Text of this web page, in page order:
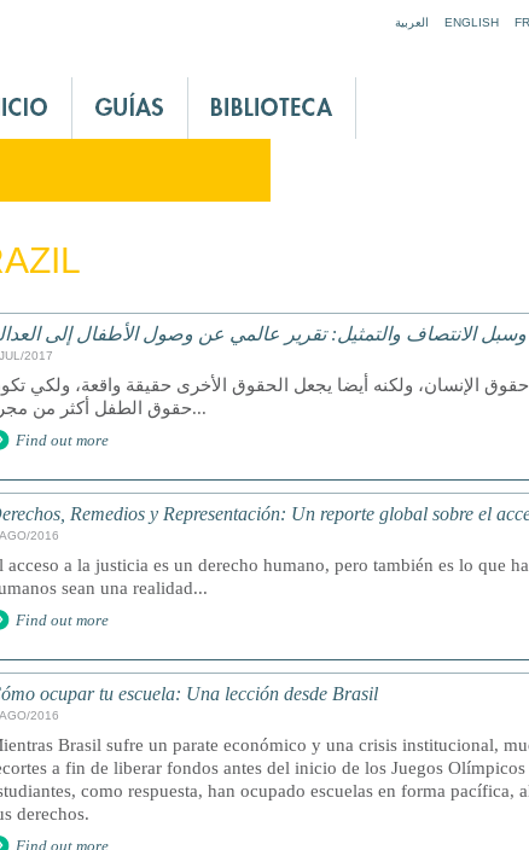
العربية ENGLISH
الانتصاف والتمثيل: تقرير عالمي عن وصول الأطفال إلى
2017
الإنسان، ولكنه أيضا يجعل الحقوق الأخرى حقيقة واقعة، ولكي
حقوق الطفل أكثر من مجرد...
Find out more
Remedios y Representación: Un reporte global sobre el
2016
acceso a la justicia es un derecho humano, pero también es lo que
sean una realidad...
Find out more
ocupar tu escuela: Una lección desde Brasil
2016
Brasil sufre un parate económico y una crisis institucional,
a fin de liberar fondos antes del inicio de los Juegos
como respuesta, han ocupado escuelas en forma pacífica,
derechos.
Find out more